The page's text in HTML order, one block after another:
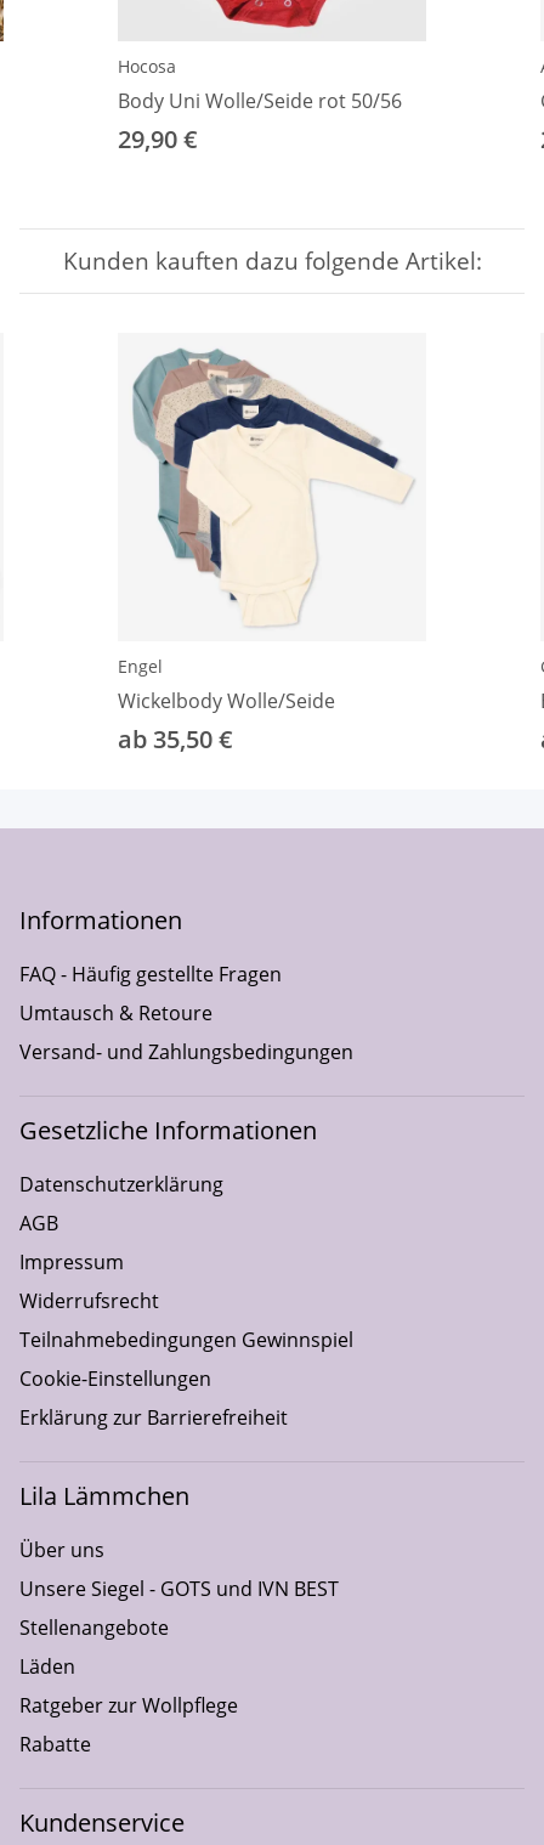
Hocosa
Body Uni Wolle/Seide rot 50/56
29,90 €
Kunden kauften dazu folgende Artikel:
Engel
Wickelbody Wolle/Seide
ab 35,50 €
Informationen
FAQ - Häufig gestellte Fragen
Umtausch & Retoure
Versand- und Zahlungsbedingungen
Gesetzliche Informationen
Datenschutzerklärung
AGB
Impressum
Widerrufsrecht
Teilnahmebedingungen Gewinnspiel
Cookie-Einstellungen
Erklärung zur Barrierefreiheit
Lila Lämmchen
Über uns
Unsere Siegel - GOTS und IVN BEST
Stellenangebote
Läden
Ratgeber zur Wollpflege
Rabatte
Kundenservice